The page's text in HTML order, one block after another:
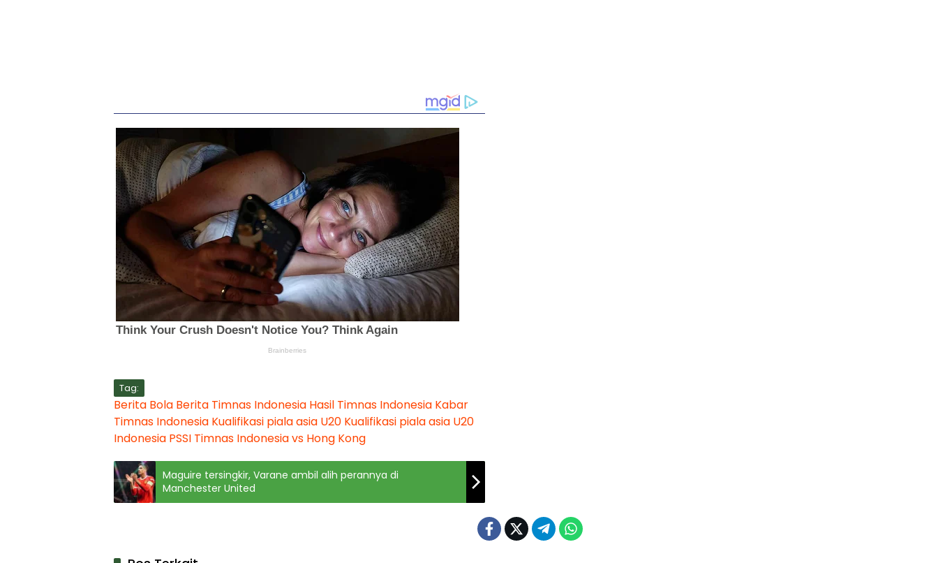
Tag:
Berita Bola Berita Timnas Indonesia Hasil Timnas Indonesia Kabar
Timnas Indonesia Kualifikasi piala asia U20 Kualifikasi piala asia U20
Indonesia PSSI Timnas Indonesia vs Hong Kong
Maguire tersingkir, Varane ambil alih perannya di
Manchester United